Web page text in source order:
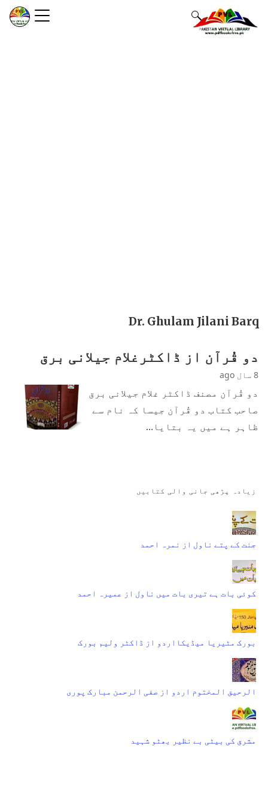
Dr. Ghulam Jilani Barq
دو قُرآن از ڈاکٹرغلام جیلانی برق
8 سال ago
دو قُرآن مصنف ڈاکٹر غلام جیلانی برق
صاحب کتاب دو قُرآن جیسا کہ نام سے
ظاہر ہے میں یہ بتایا…
زیادہ پڑھی جانی والی کتابیں
جنت کے پتے ناول از نمرہ احمد
کوئی بات ہے تیری بات میں ناول از عمیرہ احمد
بورک مٹیریا میڈیکااردو از ڈاکٹر ولیم بورک
الرحیق المختوم اردو از صفی الرحمن مبارک پوری
مشرق کی بیٹی بے نظیر بھٹو شہید